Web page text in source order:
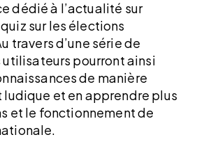
dédié à l’actualité sur
sur les élections
travers d’une série de
pourront ainsi
de manière
et en apprendre plus
et le fonctionnement de